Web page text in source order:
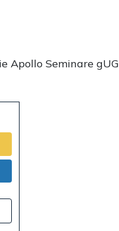
Apollo Seminare gUG